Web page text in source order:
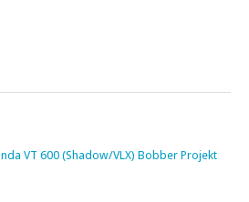
VT 600 (Shadow/VLX) Bobber Projekt